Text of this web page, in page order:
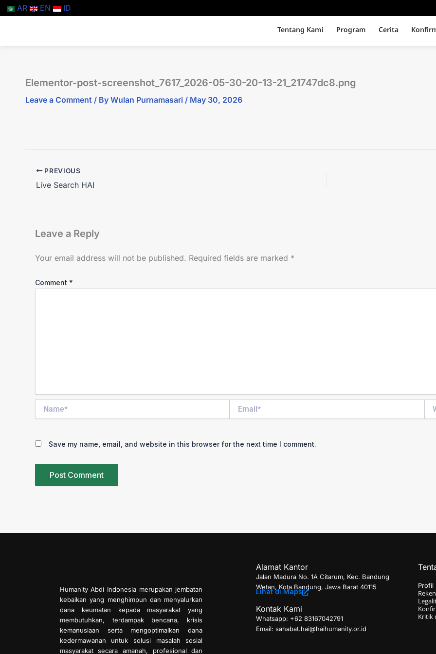
Skip
to
AR EN ID
Tentang Kami Program Cerita
Elementor-post-screenshot_7617_2026-05-30-20-13-21_21747dc8.png
Leave a Comment / By Wulan Purnamasari / May 30, 2026
PREVIOUS
Live Search HAI
Leave a Reply
Your email address will not be published. Required fields are marked *
Comment *
Save my name, email, and website in this browser for the next time I comment.
Humanity Abdi Indonesia merupakan jembatan
kebaikan yang menghimpun dan menyalurkan
dana keumatan kepada masyarakat yang
membutuhkan, terdampak bencana, krisis
kemanusiaan serta mengoptimalkan dana
kedermawanan untuk solusi masalah sosial
masyarakat secara amanah, profesional dan
Alamat Kantor
Jalan Madura No. 1A Citarum, Kec. Bandung
Wetan, Kota Bandung, Jawa Barat 40115
Lihat di Maps
Kontak Kami
Whatsapp: +6283167042791
Email: sahabat.hai@haihumanity.or.id
Profil
Kritik